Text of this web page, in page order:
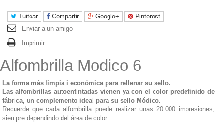
Tuitear Compartir Google+
Pinterest
Enviar a un amigo
Imprimir
Alfombrilla Modico 6
La forma más limpia i económica para rellenar su sello.
Las alfombrillas autoentintadas vienen ya con el color predefinido de
fábrica, un complemento ideal para su sello Módico.
Recuerde que cada alfombrilla puede realizar unas 20.000 impresiones,
siempre dependindo del área de color.